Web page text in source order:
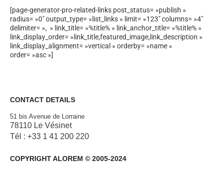
[page-generator-pro-related-links post_status= »publish »
radius= »0″ output_type= »list_links » limit= »123″ columns= »4″
delimiter= », » link_title= »%title% » link_anchor_title= »%title% »
link_display_order= »link_title,featured_image,link_description »
link_display_alignment= »vertical » orderby= »name »
order= »asc »]
CONTACT DETAILS
51 bis Avenue de Lorraine
78110 Le Vésinet
Tél : +33 1 41 200 220
COPYRIGHT ALOREM © 2005-2024